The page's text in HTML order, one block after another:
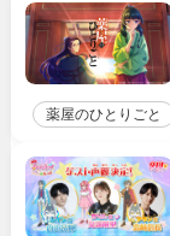
薬屋のひとりごと